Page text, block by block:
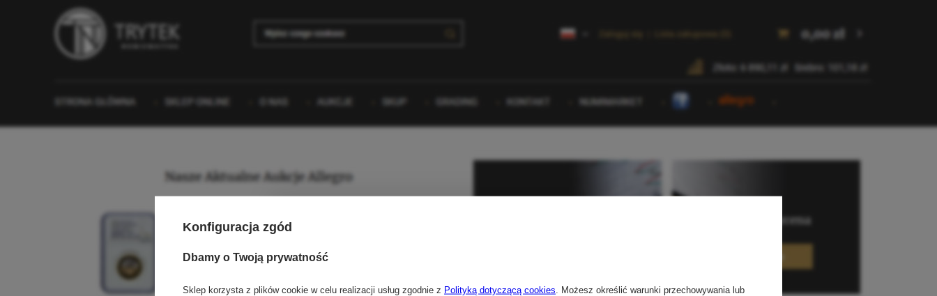
Konfiguracja zgód
Dbamy o Twoją prywatność
Sklep korzysta z plików cookie w celu realizacji usług zgodnie z Polityką dotyczącą cookies . Możesz określić warunki przechowywania lub